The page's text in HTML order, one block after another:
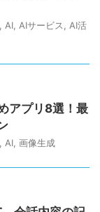
AI AIサービス
AI活
アプリ8選！最
AI 画像生成